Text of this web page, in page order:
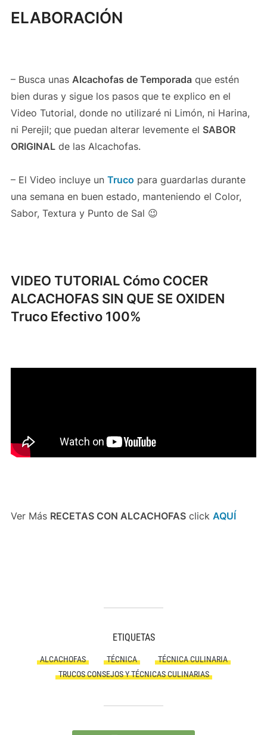
ELABORACIÓN
– Busca unas Alcachofas de Temporadaque estén
bien duras y sigue los pasos que te explico en el
Video Tutorial, donde no utilizaré ni Limón, ni Harina,
ni Perejil; que puedan alterar levemente el SABOR
ORIGINALde las Alcachofas.
– El Video incluye un Truco para guardarlas durante
una semana en buen estado, manteniendo el Color,
Sabor, Textura y Punto de Sal 😉
VIDEO TUTORIAL Cómo COCER
ALCACHOFAS SIN QUE SE OXIDEN
Truco Efectivo 100%
Ver Más RECETAS CON ALCACHOFASclick AQUÍ
ETIQUETAS
ALCACHOFAS TÉCNICA
TÉCNICA CULINARIA
TRUCOS CONSEJOS Y TÉCNICAS CULINARIAS